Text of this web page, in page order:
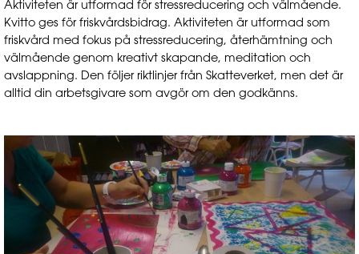
Aktiviteten är utformad för stressreducering och välmående.
Kvitto ges för friskvårdsbidrag. Aktiviteten är utformad som
friskvård med fokus på stressreducering, återhämtning och
välmående genom kreativt skapande, meditation och
avslappning. Den följer riktlinjer från Skatteverket, men det är
alltid din arbetsgivare som avgör om den godkänns.